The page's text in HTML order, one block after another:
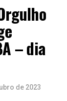
– dia
de 2023